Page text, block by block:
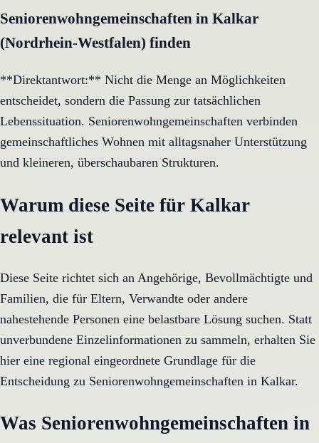
Seniorenwohngemeinschaften in Kalkar
(Nordrhein-Westfalen) finden
**Direktantwort:** Nicht die Menge an Möglichkeiten
entscheidet, sondern die Passung zur tatsächlichen
Lebenssituation. Seniorenwohngemeinschaften verbinden
gemeinschaftliches Wohnen mit alltagsnaher Unterstützung
und kleineren, überschaubaren Strukturen.
Warum diese Seite für Kalkar
relevant ist
Diese Seite richtet sich an Angehörige, Bevollmächtigte und
Familien, die für Eltern, Verwandte oder andere
nahestehende Personen eine belastbare Lösung suchen. Statt
unverbundene Einzelinformationen zu sammeln, erhalten Sie
hier eine regional eingeordnete Grundlage für die
Entscheidung zu Seniorenwohngemeinschaften in Kalkar.
Was Seniorenwohngemeinschaften in